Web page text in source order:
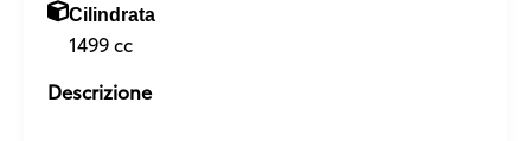
Cilindrata
1499 cc
Descrizione